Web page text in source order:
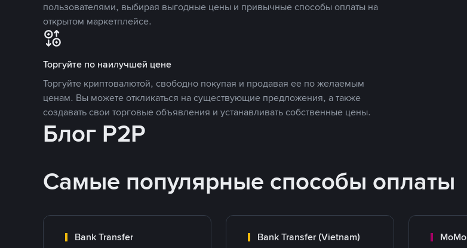
пользователями, выбирая выгодные цены и привычные способы оплаты на
открытом маркетплейсе.
Торгуйте по наилучшей цене
Торгуйте криптовалютой, свободно покупая и продавая ее по желаемым
ценам. Вы можете откликаться на существующие предложения, а также
создавать свои торговые объявления и устанавливать собственные цены.
Блог P2P
Самые популярные способы оплаты
Bank Transfer Bank Transfer (Vietnam) MoMo